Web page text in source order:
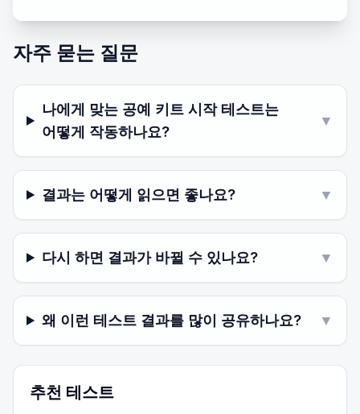
자주 묻는 질문
나에게 맞는 공예 키트 시작 테스트는
어떻게 작동하나요?
▼
결과는 어떻게 읽으면 좋나요? ▼
다시 하면 결과가 바뀔 수 있나요? ▼
왜 이런 테스트 결과를 많이 공유하나요? ▼
추천 테스트